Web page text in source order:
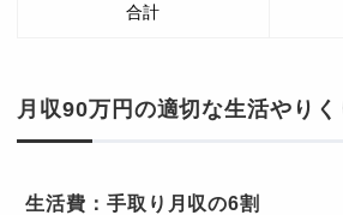
合計
月収90万円の適切な生活やりく
生活費：手取り月収の6割